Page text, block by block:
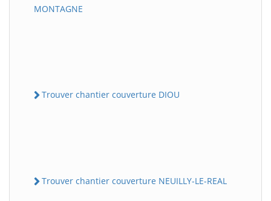
MONTAGNE
Trouver chantier couverture DIOU
Trouver chantier couverture NEUILLY-LE-REAL